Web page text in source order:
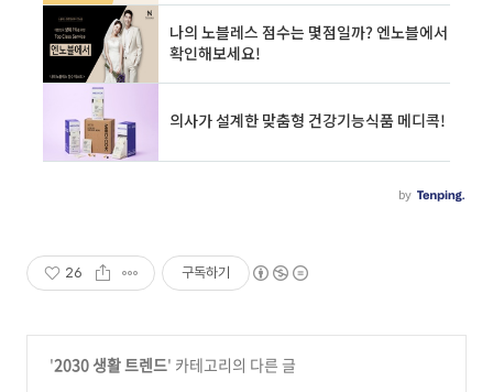
26 구독하기
'2030 생활 트렌드' 카테고리의 다른 글